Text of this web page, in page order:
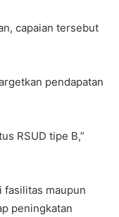
capaian tersebut
pendapatan
RSUD tipe B,”
fasilitas maupun
peningkatan